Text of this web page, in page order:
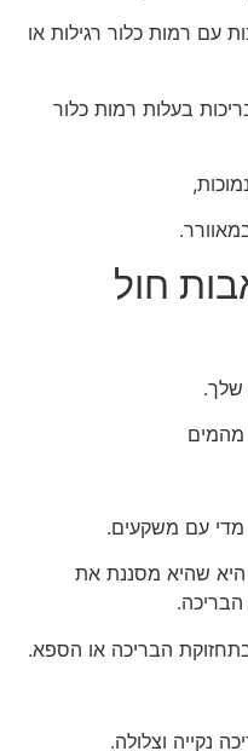
עם רמות כלור רגילות או
בעלות רמות כלור
חול
מהמים
מדי עם משקעים.
שהיא מסננת את
הבריכה או הספא.
נקייה וצלולה.